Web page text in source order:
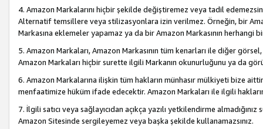
4. Amazon Markalarını hiçbir şekilde değiştiremez veya tadil
Alternatif temsillere veya stilizasyonlara izin verilmez. Örneğin, bir
Markasına eklemeler yapamaz ya da bir Amazon Markasının herhangi
5. Amazon Markaları, Amazon Markasının tüm kenarları ile diğer
Amazon Markaları hiçbir surette ilgili Markanın okunurluğunu ya da
6. Amazon Markalarına ilişkin tüm hakların münhasır mülkiyeti bize
menfaatimize hüküm ifade edecektir. Amazon Markaları ile ilgili
7. İlgili satıcı veya sağlayıcıdan açıkça yazılı yetkilendirme
Amazon Sitesinde sergileyemez veya başka şekilde kullanamazsınız.